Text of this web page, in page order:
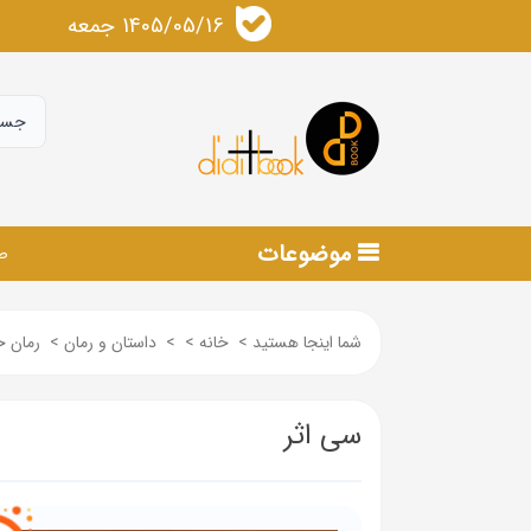
1405/05/16 جمعه
موضوعات
شما اینجا هستید > خانه >
> داستان و رمان > رمان
سی اثر